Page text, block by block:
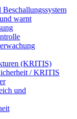
Beschallungssystem
warnt
(KRITIS)
/ KRITIS
und